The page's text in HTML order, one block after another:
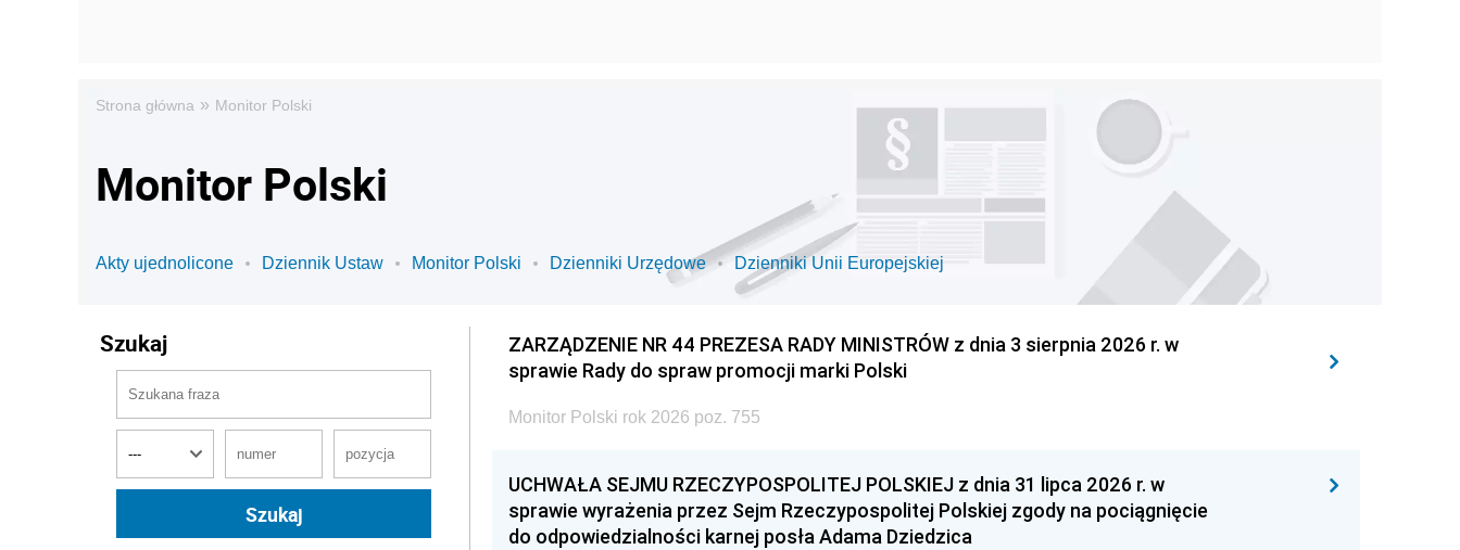
Strona główna » Monitor Polski
Monitor Polski
Akty ujednolicone Dziennik Ustaw Monitor Polski Dzienniki Urzędowe Dzienniki Unii Europejskiej
Szukaj
ZARZĄDZENIE NR 44 PREZESA RADY MINISTRÓW z dnia 3 sierpnia 2026 r. w
sprawie Rady do spraw promocji marki Polski
Monitor Polski rok 2026 poz. 755
UCHWAŁA SEJMU RZECZYPOSPOLITEJ POLSKIEJ z dnia 31 lipca 2026 r. w
sprawie wyrażenia przez Sejm Rzeczypospolitej Polskiej zgody na pociągnięcie
do odpowiedzialności karnej posła Adama Dziedzica